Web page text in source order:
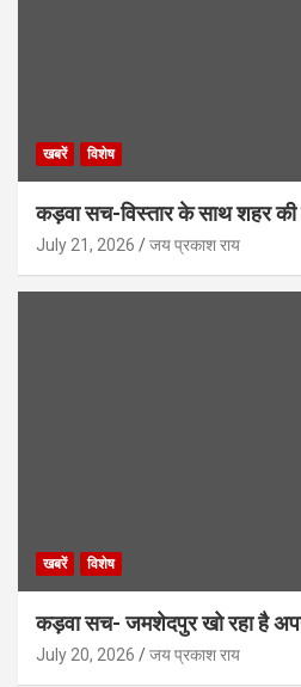
खबरें विशेष
कड़वा सच-विस्तार के साथ शहर की
July 21, 2026 जय प्रकाश राय
खबरें विशेष
कड़वा सच- जमशेदपुर खो रहा है
July 20, 2026 जय प्रकाश राय